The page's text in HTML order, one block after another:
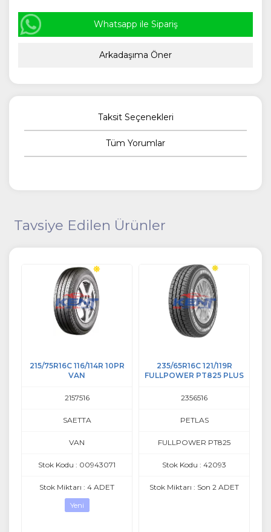
Whatsapp ile Sipariş
Arkadaşıma Öner
Taksit Seçenekleri
Tüm Yorumlar
Tavsiye Edilen Ürünler
215/75R16C 116/114R 10PR
VAN
2157516
SAETTA
VAN
Stok Kodu : 00943071
Stok Miktarı : 4 ADET
Yeni
235/65R16C 121/119R
FULLPOWER PT825 PLUS
2356516
PETLAS
FULLPOWER PT825
Stok Kodu : 42093
Stok Miktarı : Son 2 ADET